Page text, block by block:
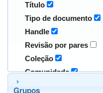
Título
Tipo de documento
Handle
Revisão por pares
Coleção
Comunidade
Grupos